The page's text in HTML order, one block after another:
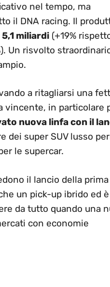
nel tempo, ma
il DNA racing. Il
miliardi (+19%
Un risvolto
a ritagliarsi una
vincente, in particolare
nuova linfa con il
dei super SUV lusso
le supercar.
il lancio della prima
un pick-up ibrido ed è
da tutto quando una
con economie